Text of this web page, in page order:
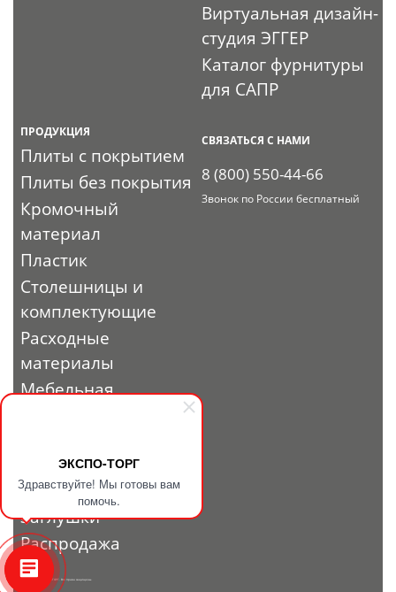
ЭКСПО-ТОРГ
Здравствуйте! Мы готовы вам
помочь.
Виртуальная дизайн-
студия ЭГГЕР
Каталог фурнитуры
для САПР
ПРОДУКЦИЯ
Плиты с покрытием
Плиты без покрытия
Кромочный
материал
Пластик
Столешницы и
комплектующие
Расходные
материалы
Мебельная
профиль и
фурнитура
Заглушки
Распродажа
СВЯЗАТЬСЯ С НАМИ
8 (800) 550-44-66
Звонок по России бесплатный
© 2010 - 2026. ЭКСПО-ТОРГ. Все права защищены.